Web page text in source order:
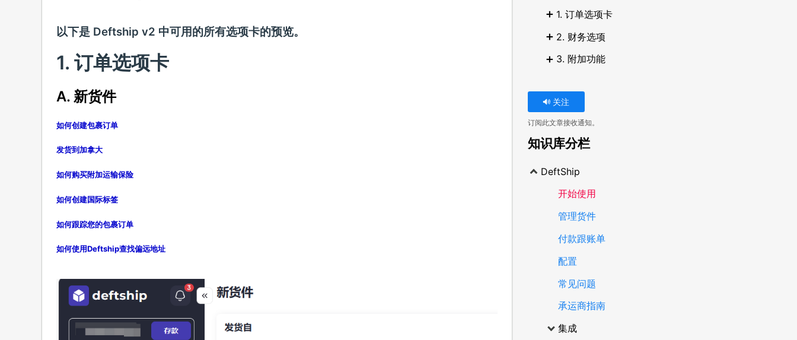
以下是 Deftship v2 中可用的所有选项卡的预览。
1. 订单选项卡
A. 新货件
如何创建包裹订单
发货到加拿大
如何购买附加运输保险
如何创建国际标签
如何跟踪您的包裹订单
如何使用Deftship查找偏远地址
1. 订单选项卡
2. 财务选项
3. 附加功能
关注
订阅此文章接收通知。
知识库分栏
DeftShip
开始使用
管理货件
付款跟账单
配置
常见问题
承运商指南
集成